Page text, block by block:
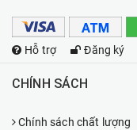
Hỗ trợ Đăng ký
CHÍNH SÁCH
Chính sách chất lượng